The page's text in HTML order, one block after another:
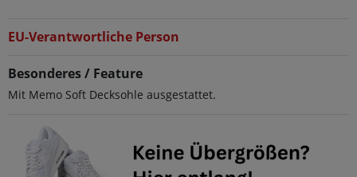
EU-Verantwortliche Person
Besonderes / Feature
Mit Memo Soft Decksohle ausgestattet.